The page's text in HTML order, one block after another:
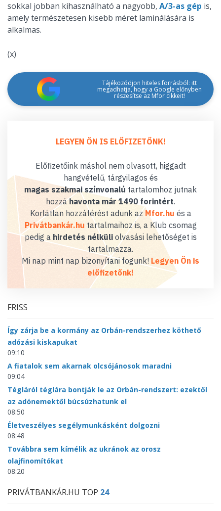
sokkal jobban kihasználható a nagyobb, A/3-as gép is,
amely természetesen kisebb méret laminálására is
alkalmas.
(x)
Tájékozódjon hiteles forrásból: itt
megadhatja, hogy a Google előnyben
részesítse az Mfor cikkeit!
LEGYEN ÖN IS ELŐFIZETŐNK!
Előfizetőink máshol nem olvasott, higgadt
hangvételű, tárgyilagos és
magas szakmai színvonalú tartalomhoz jutnak
hozzáhavonta már 1490 forintért.
Korlátlan hozzáférést adunk az Mfor.hu és a
Privátbankár.hu tartalmaihoz is, a Klub csomag
pedig a hirdetés nélküliolvasási lehetőséget is
tartalmazza.
Mi nap mint nap bizonyítani fogunk! Legyen Ön is
előfizetőnk!
FRISS
Így zárja be a kormány az Orbán-rendszerhez köthető
adózási kiskapukat
09:10
A fiatalok sem akarnak olcsójánosok maradni
09:04
Tégláról téglára bontják le az Orbán-rendszert: ezektől
az adónemektől búcsúzhatunk el
08:50
Életveszélyes segélymunkásként dolgozni
08:48
Továbbra sem kímélik az ukránok az orosz
olajfinomítókat
08:20
PRIVÁTBANKÁR.HU TOP 24